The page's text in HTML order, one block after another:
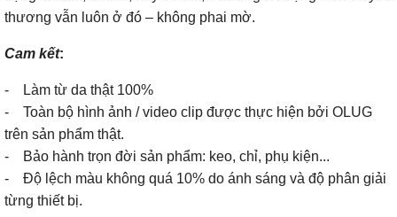
thương vẫn luôn ở đó – không phai mờ.
Cam kết:
- Làm từ da thật 100%
- Toàn bộ hình ảnh / video clip được thực hiện bởi OLUG
trên sản phẩm thật.
- Bảo hành trọn đời sản phẩm: keo, chỉ, phụ kiện...
- Độ lệch màu không quá 10% do ánh sáng và độ phân giải
từng thiết bị.